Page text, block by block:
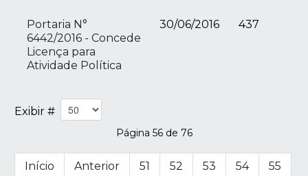
Portaria N°
6442/2016 - Concede
Licença para
Atividade Política
30/06/2016 437
Exibir #
Página 56 de 76
Início Anterior 51 52 53 54 55